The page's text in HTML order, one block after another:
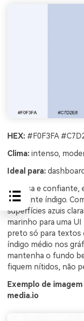
HEX: #F0F3FA
Clima: intenso,
Ideal para:
Intensa e confiante,
horizonte índigo.
superfícies azuis
marinho para uma
preto só para textos
índigo médio nos
mantenha o fundo
fiquem nítidos, não
Exemplo de
media.io